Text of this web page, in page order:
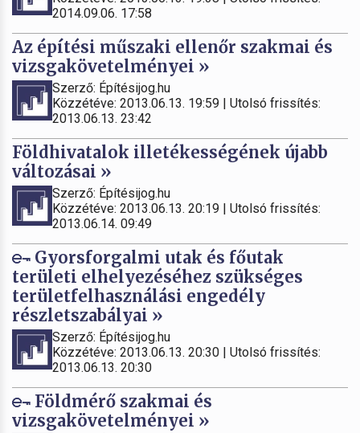
2014.09.06. 17:58
Az építési műszaki ellenőr szakmai és
vizsgakövetelményei »
Szerző: Építésijog.hu
Közzétéve: 2013.06.13. 19:59 | Utolsó frissítés:
2013.06.13. 23:42
Földhivatalok illetékességének újabb
változásai »
Szerző: Építésijog.hu
Közzétéve: 2013.06.13. 20:19 | Utolsó frissítés:
2013.06.14. 09:49
Gyorsforgalmi utak és főutak
területi elhelyezéséhez szükséges
területfelhasználási engedély
részletszabályai »
Szerző: Építésijog.hu
Közzétéve: 2013.06.13. 20:30 | Utolsó frissítés:
2013.06.13. 20:30
Földmérő szakmai és
vizsgakövetelményei »